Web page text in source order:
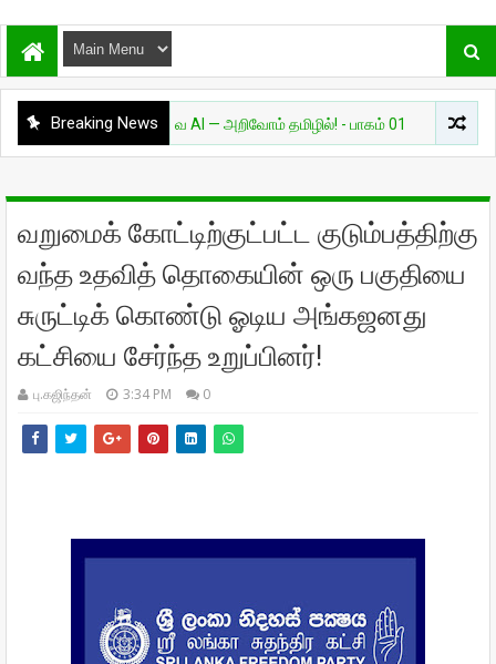
Breaking News
அறிவியல் தேவை AI — அறிவோம் தமிழில்! - பாகம் 01 சுவாரசியம்
வறுமைக் கோட்டிற்குட்பட்ட குடும்பத்திற்கு
வந்த உதவித் தொகையின் ஒரு பகுதியை
சுருட்டிக் கொண்டு ஓடிய அங்கஜனது
கட்சியை சேர்ந்த உறுப்பினர்!
பு.கஜிந்தன் 3:34 PM 0